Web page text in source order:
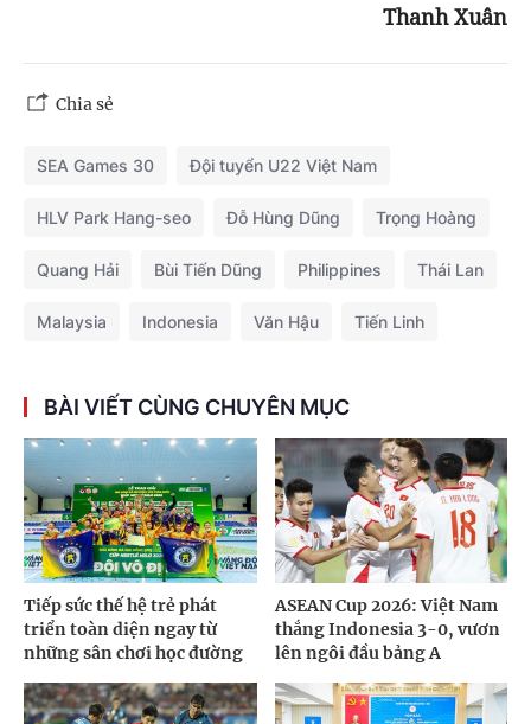
Thanh Xuân
Chia sẻ
SEA Games 30 Đội tuyển U22 Việt Nam
HLV Park Hang-seo Đỗ Hùng Dũng Trọng Hoàng
Quang Hải Bùi Tiến Dũng Philippines Thái Lan
Malaysia Indonesia Văn Hậu Tiến Linh
BÀI VIẾT CÙNG CHUYÊN MỤC
Tiếp sức thế hệ trẻ phát
triển toàn diện ngay từ
những sân chơi học đường
ASEAN Cup 2026: Việt Nam
thắng Indonesia 3-0, vươn
lên ngôi đầu bảng A